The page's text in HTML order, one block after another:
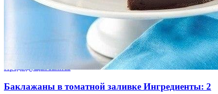
Новые рецепты
Навигация по записям
Предыдущая запись
Баклажаны в томатной заливке Ингредиенты: 2